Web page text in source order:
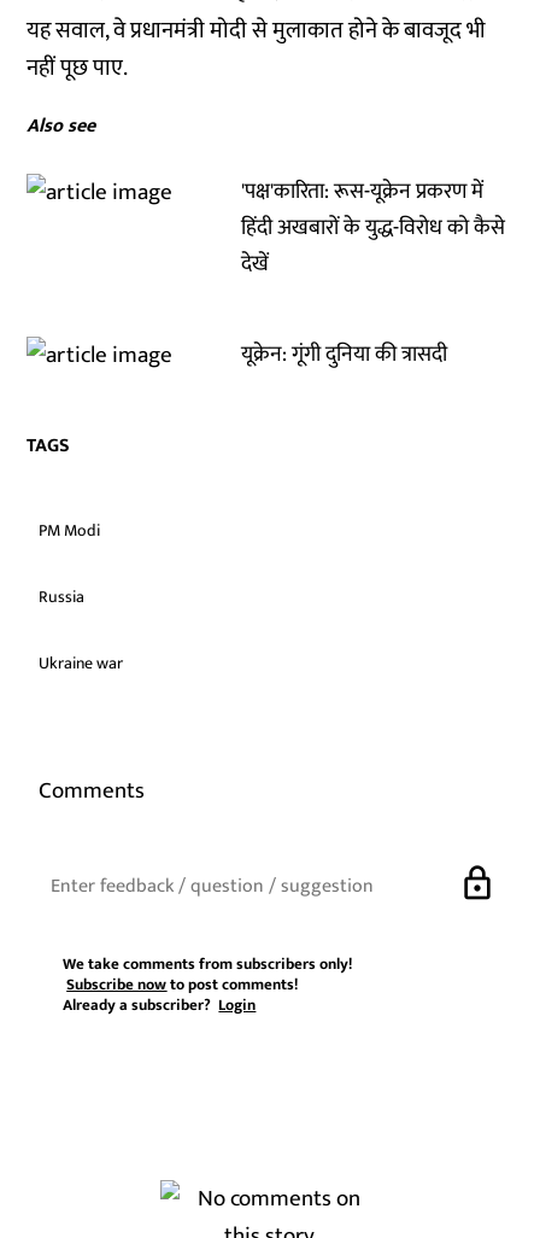
यह सवाल, वे प्रधानमंत्री मोदी से मुलाकात होने के बावजूद भी
नहीं पूछ पाए.
Also see
'पक्ष'कारिता: रूस-यूक्रेन प्रकरण में
हिंदी अखबारों के युद्ध-विरोध को कैसे
देखें
यूक्रेन: गूंगी दुनिया की त्रासदी
TAGS
PM Modi
Russia
Ukraine war
Comments
lock
We take comments from subscribers only!
Subscribe nowto post comments!
Already a subscriber?Login